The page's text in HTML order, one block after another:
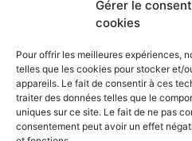
Gérer le
cookies
Pour offrir les meilleures expériences,
telles que les cookies pour stocker et/
appareils. Le fait de consentir à ces
traiter des données telles que le
uniques sur ce site. Le fait de ne pas
consentement peut avoir un effet
PRENDRE RDV EN
Smart Agenda
CONTACTER LE